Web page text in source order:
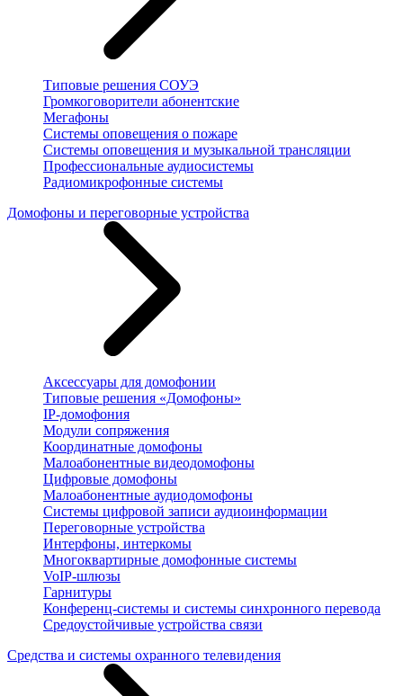
Типовые решения СОУЭ
Громкоговорители абонентские
Мегафоны
Системы оповещения о пожаре
Системы оповещения и музыкальной трансляции
Профессиональные аудиосистемы
Радиомикрофонные системы
Домофоны и переговорные устройства
Аксессуары для домофонии
Типовые решения «Домофоны»
IP-домофония
Модули сопряжения
Координатные домофоны
Малоабонентные видеодомофоны
Цифровые домофоны
Малоабонентные аудиодомофоны
Системы цифровой записи аудиоинформации
Переговорные устройства
Интерфоны, интеркомы
Многоквартирные домофонные системы
VoIP-шлюзы
Гарнитуры
Конференц-системы и системы синхронного перевода
Средоустойчивые устройства связи
Средства и системы охранного телевидения